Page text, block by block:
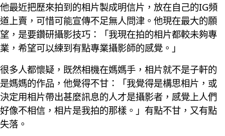
他最近把歷來拍到的相片製成明信片，放在自己的IG頻
道上賣，可惜可能宣傳不足無人問津。他現在最大的願
望，是要鑽研攝影技巧：「我現在拍的相片都較未夠專
業，希望可以練到有點專業攝影師的感覺。」
很多人都懷疑，既然相機在媽媽手，相片就不是子軒的
是媽媽的作品，他覺得不甘：「我覺得是構思相片，或
決定用相片帶出甚麼訊息的人才是攝影者，感覺上人們
好像不相信，相片是我拍的那樣。」有點不甘，又有點
失落。